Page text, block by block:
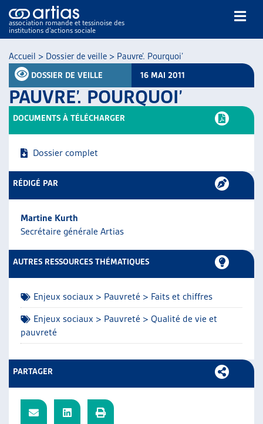
association romande et tessinoise des
institutions d’actions sociale
NOS PUBLICATIONS
ARTICLES
THÉMATIQUES
GUIDE SOCIAL ROMAND
PROJETS ET ACTIVITÉS
JOURNÉES D’AUTOMNE
Accueil > Dossier de veille > Pauvre’. Pourquoi’
DOSSIER DE VEILLE 16 MAI 2011
PAUVRE’. POURQUOI’
DOCUMENTS À TÉLÉCHARGER
Dossier complet
RÉDIGÉ PAR
Martine Kurth
Secrétaire générale Artias
AUTRES RESSOURCES THÉMATIQUES
Enjeux sociaux > Pauvreté > Faits et chiffres
Enjeux sociaux > Pauvreté > Qualité de vie et
pauvreté
PARTAGER